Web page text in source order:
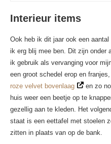
Interieur items
Ook heb ik dit jaar ook een
ik erg blij mee ben. Dit zijn onder
ik gebruik als vervanging voor
een groot schedel erop en
roze velvet bovenlaag
en zo
huis weer een beetje op te
gezellig aan te kleden. Het
staat is een eettafel met stoelen
zitten in plaats van op de bank.